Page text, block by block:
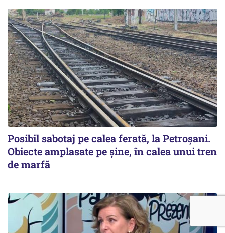
Posibil sabotaj pe calea ferată, la Petroșani.
Obiecte amplasate pe șine, în calea unui tren
de marfă